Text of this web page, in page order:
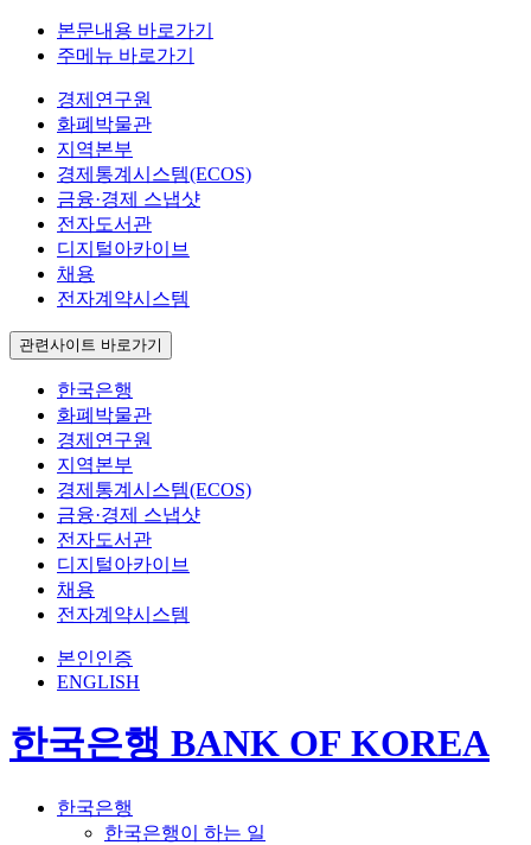
본문내용 바로가기
주메뉴 바로가기
경제연구원
화폐박물관
지역본부
경제통계시스템(ECOS)
금융·경제 스냅샷
전자도서관
디지털아카이브
채용
전자계약시스템
관련사이트 바로가기
한국은행
화폐박물관
경제연구원
지역본부
경제통계시스템(ECOS)
금융·경제 스냅샷
전자도서관
디지털아카이브
채용
전자계약시스템
본인인증
ENGLISH
한국은행 BANK OF KOREA
한국은행
한국은행이 하는 일